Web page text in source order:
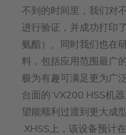
不到的时间里，我们对
进行验证，并成功打印
氨酯）。同时我们也在
料，包括应用范围最广
极为有趣可满足更为广
台面的 VX200 HSS机
望能顺利过渡到更大成
XHSS上，该设备预计